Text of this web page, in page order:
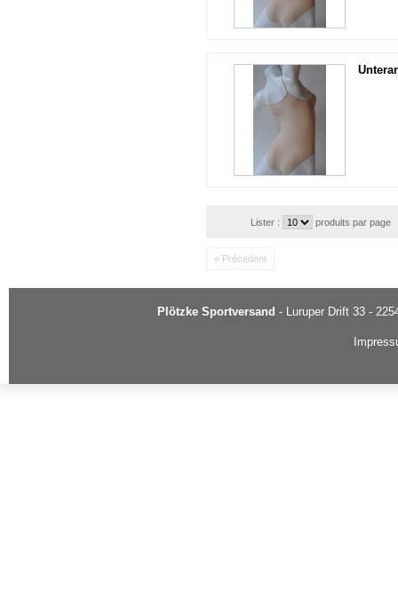
Lister : produits par page
« Précédent
Plötzke Sportversand - Luruper Drift 33 -